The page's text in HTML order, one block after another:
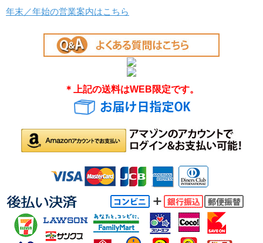
年末／年始の営業案内はこちら
＊上記の送料はWEB限定です。